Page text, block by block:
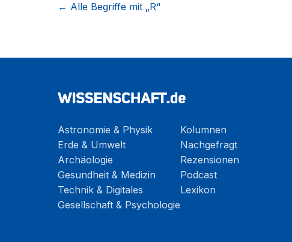
← Alle Begriffe mit „R“
Astronomie & Physik
Erde & Umwelt
Archäologie
Gesundheit & Medizin
Technik & Digitales
Gesellschaft & Psychologie
Kolumnen
Nachgefragt
Rezensionen
Podcast
Lexikon